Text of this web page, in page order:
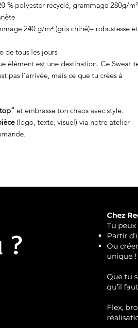
% polyester recyclé, grammage 280g/
240 g/m² (gris chiné)– robustesse et
de tous les jours
élément est une destination. Ce Sweat
pas l’arrivée, mais ce que tu crées à
et embrasse ton chaos avec style.
(logo, texte, visuel) via notre atelier
?
Chez
Tu peux
Partir
Ou
unique !
Que tu
qu’il
Flex,